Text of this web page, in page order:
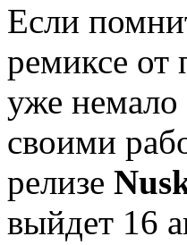
Если
ремиксе от
уже немало
своими
релизе
выйдет 16